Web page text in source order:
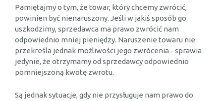
Pamiętajmy o tym, że towar, który chcemy zwrócić,
powinien być nienaruszony. Jeśli w jakiś sposób go
uszkodzimy, sprzedawca ma prawo zwrócić nam
odpowiednio mniej pieniędzy. Naruszenie towaru nie
przekreśla jednak możliwości jego zwrócenia - sprawia
jedynie, że otrzymamy od sprzedawcy odpowiednio
pomniejszoną kwotę zwrotu.
Są jednak sytuacje, gdy nie przysługuje nam prawo do